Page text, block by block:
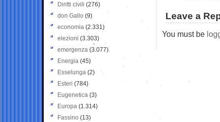
Leave a
You must be
Diritti civili (276)
don Gallo (9)
economia (2.331)
elezioni (3.303)
emergenza (3.077)
Energia (45)
Esselunga (2)
Esteri (784)
Eugenetica (3)
Europa (1.314)
Fassino (13)